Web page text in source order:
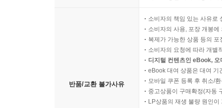
반품/교환 불가사유
소비자의 책임 있는 사유로
소비자의 사용, 포장 개봉
복제가 가능한 상품 등의
소비자의 요청에 따라 개별
디지털 컨텐츠인 eBook,
eBook 대여 상품은 대여 기
모바일 쿠폰 등록 후 취소/
중고상품이 구매확정(자동
LP상품의 재생 불량 원인